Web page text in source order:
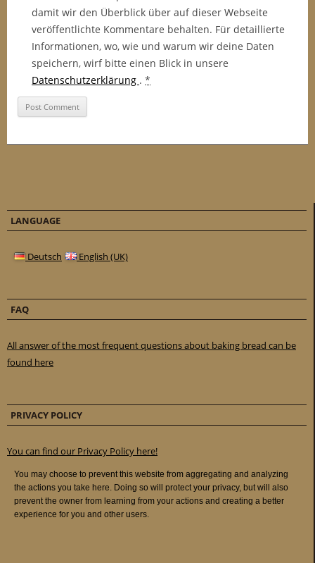
damit wir den Überblick über auf dieser Webseite
veröffentlichte Kommentare behalten. Für detaillierte
Informationen, wo, wie und warum wir deine Daten
speichern, wirf bitte einen Blick in unsere
Datenschutzerklärung . *
LANGUAGE
Deutsch English (UK)
FAQ
All answer of the most frequent questions about baking bread can be
found here
PRIVACY POLICY
You can find our Privacy Policy here!